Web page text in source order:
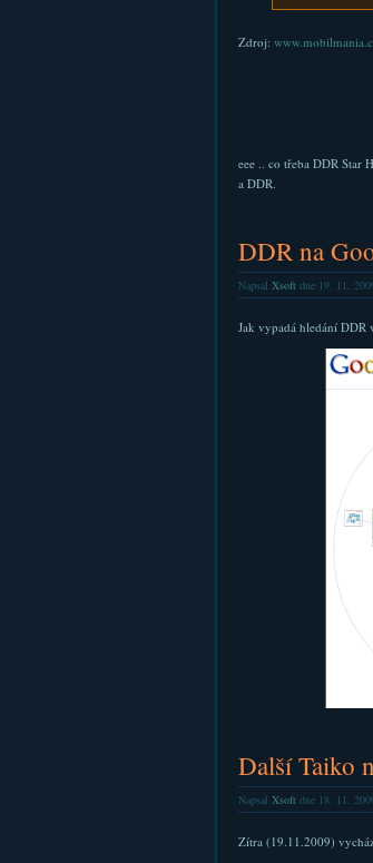
Zdroj:
eee .. co třeba DDR Star
a DDR.
DDR na
Napsal Xsoftdne 19. 11.
Jak vypadá hledání DDR
Další Taiko
Napsal Xsoftdne 18. 11.
Zítra (19.11.2009)